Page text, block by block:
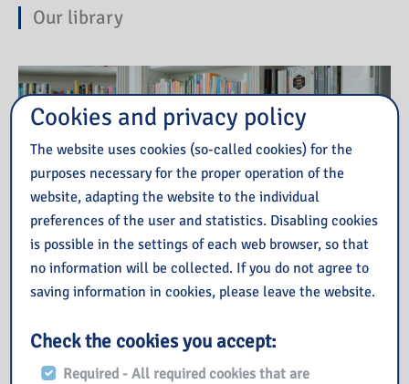
Our library
Also read
Cookies and privacy policy
The website uses cookies (so-called cookies) for the
purposes necessary for the proper operation of the
website, adapting the website to the individual
preferences of the user and statistics. Disabling cookies
is possible in the settings of each web browser, so that
no information will be collected. If you do not agree to
saving information in cookies, please leave the website.
Check the cookies you accept:
Required - All required cookies that are